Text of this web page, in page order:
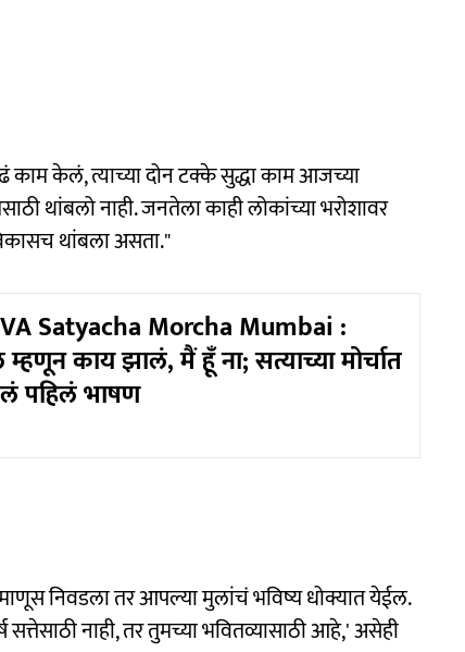
काम केलं, त्याच्या दोन टक्के सुद्धा काम आजच्या
थांबलो नाही. जनतेला काही लोकांच्या भरोशावर
थांबला असता."
Satyacha Morcha Mumbai :
काय झालं, मैं हूँ ना; सत्याच्या मोर्चात
पहिलं भाषण
निवडला तर आपल्या मुलांचं भविष्य धोक्यात येईल.
सत्तेसाठी नाही, तर तुमच्या भवितव्यासाठी आहे,' असेही